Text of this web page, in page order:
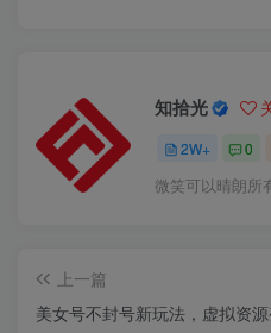
知拾光
2W+ 0
微笑可以晴朗所
上一篇
美女号不封号新玩法，虚拟资